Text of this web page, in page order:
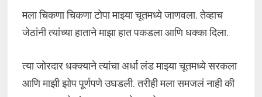
मला चिकणा चिकणा टोपा माझ्या चूतमध्ये जाणवला. तेव्हाच
जेठांनी त्यांच्या हाताने माझा हात पकडला आणि धक्का दिला.
त्या जोरदार धक्क्याने त्यांचा अर्धा लंड माझ्या चूतमध्ये सरकला
आणि माझी झोप पूर्णपणे उघडली. तरीही मला समजलं नाही की